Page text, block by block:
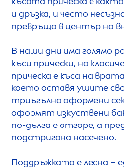
и дръзка, и често
превръща в център на
В наши дни има голямо
къси прически, но
прическа е къса на
което оставя ушите
триъгълно оформени
оформят изкуствени
по-дълга е отгоре, а
подстригана насечено.
Поддръжката е лесна –